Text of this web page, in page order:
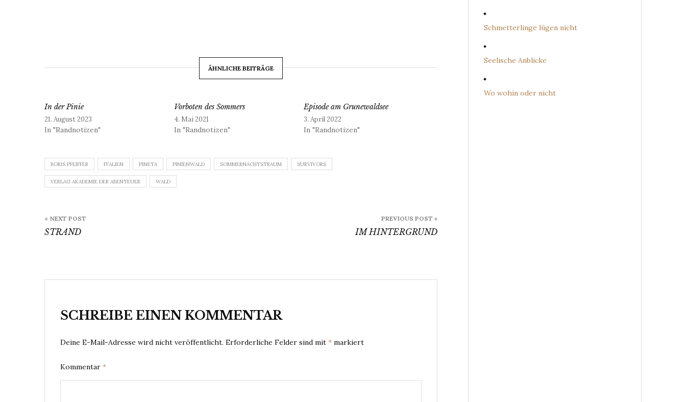
ÄHNLICHE BEITRÄGE
In der Pinie
21. August 2023
In "Randnotizen"
Vorboten des Sommers
4. Mai 2021
In "Randnotizen"
Episode am Grunewaldsee
3. April 2022
In "Randnotizen"
BORIS PFEIFFER ITALIEN PINETA PINIENWALD SOMMERNACHTSTRAUM SURVIVORS
VERLAG AKADEMIE DER ABENTEUER WALD
PREVIOUS POST »
IM HINTERGRUND
« NEXT POST
STRAND
SCHREIBE EINEN KOMMENTAR
Deine E-Mail-Adresse wird nicht veröffentlicht. Erforderliche Felder sind mit * markiert
Kommentar *
Schmetterlinge lügen nicht
Seelische Anblicke
Wo wohin oder nicht